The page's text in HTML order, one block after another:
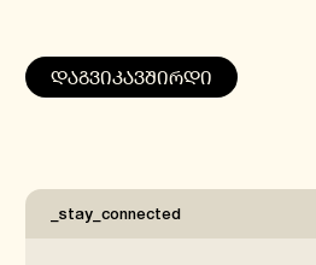
ბათუმი
ყვარელი
ᲓᲐᲒᲕᲘᲙᲐᲕᲨᲘᲠᲓᲘ
_stay_connected